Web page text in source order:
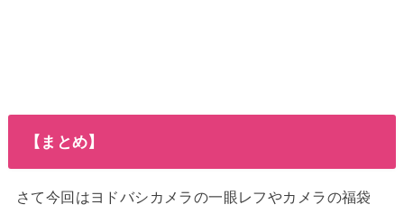
【まとめ】
さて今回はヨドバシカメラの一眼レフやカメラの福袋